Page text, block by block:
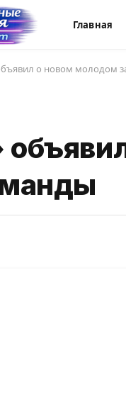
Главная
о новом молодом